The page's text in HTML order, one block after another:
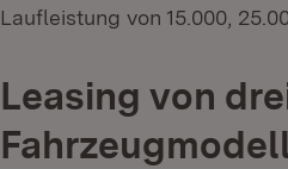
Laufleistung von 15.000,
Leasing von